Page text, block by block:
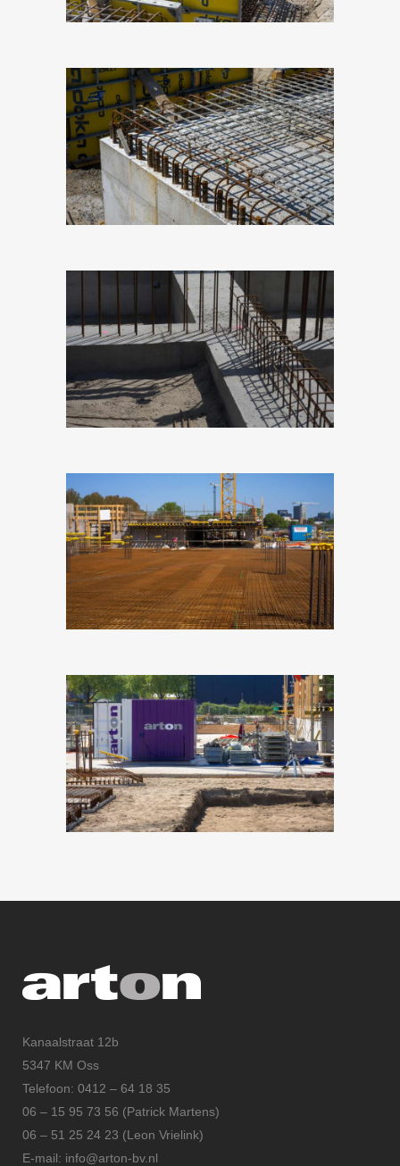
Kanaalstraat 12b
5347 KM Oss
Telefoon: 0412 – 64 18 35
06 – 15 95 73 56 (Patrick Martens)
06 – 51 25 24 23 (Leon Vrielink)
E-mail: info@arton-bv.nl